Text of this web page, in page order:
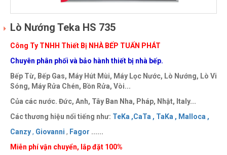
Lò Nướng Teka HS 735
Công Ty TNHH Thiết Bị NHÀ BẾP TUẤN PHÁT
Chuyên phân phối và bảo hành thiết bị nhà bếp.
Bếp Từ, Bếp Gas, Máy Hút Mùi, Máy Lọc Nước, Lò Nướng, Lò Vi
Sóng, Máy Rửa Chén, Bồn Rửa, Vòi...
Của các nước. Đức, Anh, Tây Ban Nha, Pháp, Nhật, Italy...
Các thương hiệu nổi tiếng như: TeKa ,CaTa , TaKa , Malloca ,
Canzy, Giovanni , Fagor ......
Miễn phí vận chuyển, lắp đặt 100%